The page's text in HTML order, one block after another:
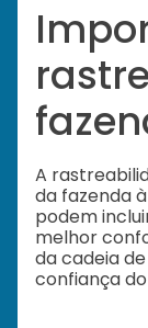
A
da fazenda
podem
melhor
da cadeia
confiança